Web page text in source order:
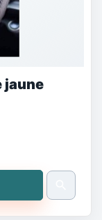
jaune